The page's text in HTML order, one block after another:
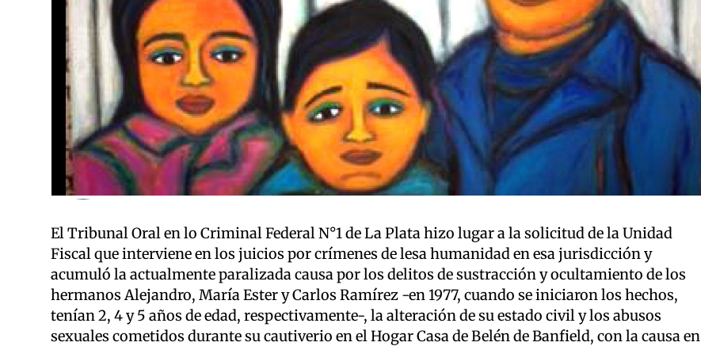
El Tribunal Oral en lo Criminal Federal N°1 de La Plata hizo lugar a la solicitud de la Unidad
Fiscal que interviene en los juicios por crímenes de lesa humanidad en esa jurisdicción y
acumuló la actualmente paralizada causa por los delitos de sustracción y ocultamiento de los
hermanos Alejandro, María Ester y Carlos Ramírez -en 1977, cuando se iniciaron los hechos,
tenían 2, 4 y 5 años de edad, respectivamente-, la alteración de su estado civil y los abusos
sexuales cometidos durante su cautiverio en el Hogar Casa de Belén de Banfield, con la causa en